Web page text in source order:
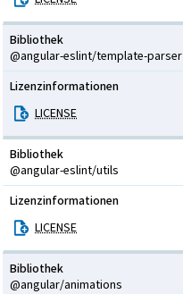
Bibliothek
@angular-eslint/template-parser
Lizenzinformationen
LICENSE
Bibliothek
@angular-eslint/utils
Lizenzinformationen
LICENSE
Bibliothek
@angular/animations